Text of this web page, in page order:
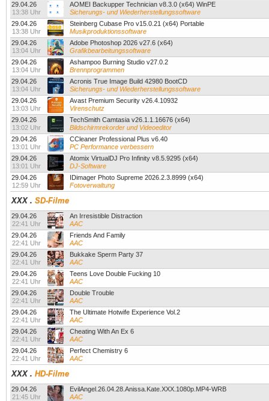
29.04.26
13:38 Uhr
AOMEI Backupper Technician v8.3.0 (x64) WinPE
Sicherungs- und Wiederherstellungssoftware
29.04.26
13:38 Uhr
Steinberg Cubase Pro v15.0.21 (x64) Portable
Musikproduktionssoftware
29.04.26
13:04 Uhr
Adobe Photoshop 2026 v27.6 (x64)
Grafikbearbeitungssoftware
29.04.26
13:04 Uhr
Ashampoo Burning Studio v27.0.2
Brennprogrammen
29.04.26
13:04 Uhr
Acronis True Image Build 42980 BootCD
Sicherungs- und Wiederherstellungssoftware
29.04.26
13:03 Uhr
Avast Premium Security v26.4.10932
Virenschutz
29.04.26
13:02 Uhr
TechSmith Camtasia v26.1.1.16676 (x64)
Bildschirmrekorder und Videoeditor
29.04.26
13:01 Uhr
CCleaner Professional Plus v6.40
PC Performance verbessern
29.04.26
13:01 Uhr
Atomix VirtualDJ Pro Infinity v8.5.9295 (x64)
DJ-Software
29.04.26
12:59 Uhr
IDimager Photo Supreme 2026.2.3.8999 (x64)
Fotoverwaltung
XXX . SD-Filme
29.04.26
22:41 Uhr
An Irresistible Distraction
AAC
29.04.26
22:41 Uhr
Friends And Family
AAC
29.04.26
22:41 Uhr
Bukkake Sperm Party 37
AAC
29.04.26
22:41 Uhr
Teens Love Double Fucking 10
AAC
29.04.26
22:41 Uhr
Double Trouble
AAC
29.04.26
22:41 Uhr
The Ultimate Hotwife Experience Vol.2
AAC
29.04.26
22:41 Uhr
Cheating With An Ex 6
AAC
29.04.26
22:41 Uhr
Perfect Chemistry 6
AAC
XXX . HD-Filme
29.04.26
21:45 Uhr
EvilAngel.26.04.28.Anissa.Kate.XXX.1080p.MP4-WRB
AAC